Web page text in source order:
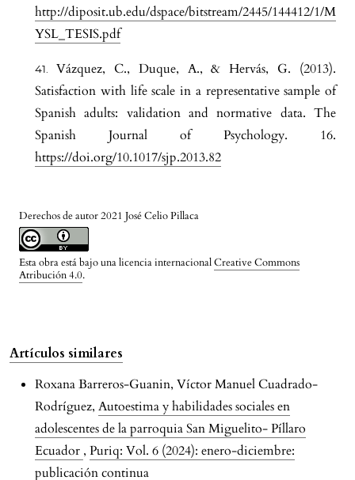
Derechos de autor 2021 José Celio Pillaca
Esta obra está bajo una licencia internacionalCreative Commons
Atribución 4.0.
http://diposit.ub.edu/dspace/bitstream/2445/144412/1/M
YSL_TESIS.pdf
Vázquez, C., Duque, A., & Hervás, G. (2013).
Satisfaction with life scale in a representative sample of
Spanish adults: validation and normative data. The
Spanish Journal of Psychology. 16.
https://doi.org/10.1017/sjp.2013.82
Artículos similares
Roxana Barreros-Guanin, Víctor Manuel Cuadrado-
Rodríguez, Autoestima y habilidades sociales en
adolescentes de la parroquia San Miguelito- Píllaro
Ecuador , Puriq: Vol. 6 (2024): enero-diciembre:
publicación continua